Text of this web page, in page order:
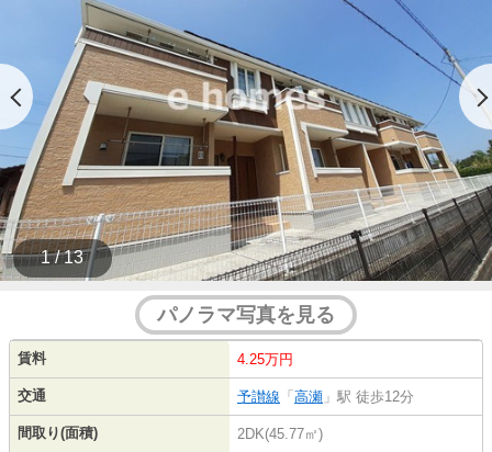
1 / 13
パノラマ写真を見る
賃料 4.25万円
交通 予讃線 「 高瀬 」駅 徒歩12分
間取り(面積) 2DK(45.77㎡)